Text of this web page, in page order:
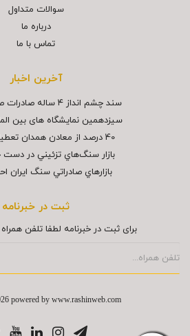
سوالات متداول
درباره ما
تماس با ما
آخرین اخبار
سند چشم انداز ۴ ساله صادرات صنعت سنگ...
سیزدهمین نمایشگاه های بین
40 درصد از معادن همدان تعطيل و مابقي...
بازار سنگ‌هاي تزئيني در دست
بازارهاي صادراتي سنگ ايران
ثبت در خبرنامه
برای ثبت در خبرنامه لطفا تلفن همراه
powered by www.rashinweb.com